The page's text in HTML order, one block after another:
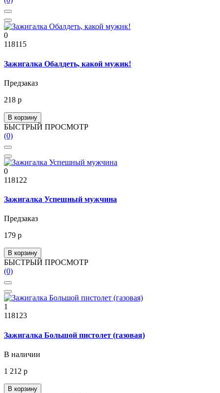
0
118115
Зажигалка Обалдеть, какой мужик!
Предзаказ
218 р
В корзину
БЫСТРЫЙ ПРОСМОТР
(0)
0
118122
Зажигалка Успешный мужчина
Предзаказ
179 р
В корзину
БЫСТРЫЙ ПРОСМОТР
(0)
1
118123
Зажигалка Большой пистолет (газовая)
В наличии
1 212 р
В корзину